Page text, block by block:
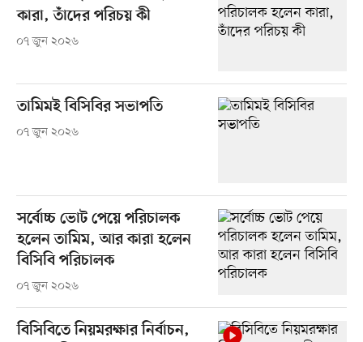
কারা, তাঁদের পরিচয় কী
০৭ জুন ২০২৬
তামিমই বিসিবির সভাপতি
০৭ জুন ২০২৬
সর্বোচ্চ ভোট পেয়ে পরিচালক
হলেন তামিম, আর কারা হলেন
বিসিবি পরিচালক
০৭ জুন ২০২৬
বিসিবিতে নিয়মরক্ষার নির্বাচন,